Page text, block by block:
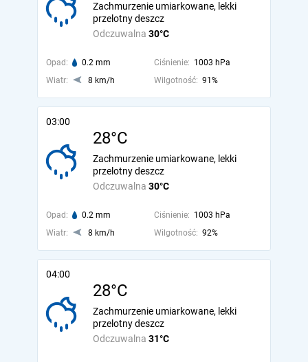
Odczuwalna 30°C
Zachmurzenie umiarkowane, lekki
przelotny deszcz
Opad: 0.2 mm Ciśnienie: 1003 hPa
Wiatr:
8 km/h Wilgotność: 91%
03:00
28°C
Odczuwalna 30°C
Zachmurzenie umiarkowane, lekki
przelotny deszcz
Opad: 0.2 mm Ciśnienie: 1003 hPa
Wiatr:
8 km/h Wilgotność: 92%
04:00
28°C
Odczuwalna 31°C
Zachmurzenie umiarkowane, lekki
przelotny deszcz